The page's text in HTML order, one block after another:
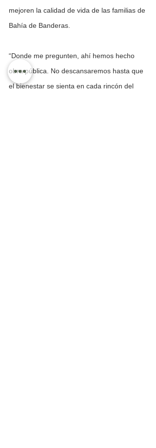
mejoren la calidad de vida de las familias de
Bahía de Banderas.
“Donde me pregunten, ahí hemos hecho
obra pública. No descansaremos hasta que
el bienestar se sienta en cada rincón del